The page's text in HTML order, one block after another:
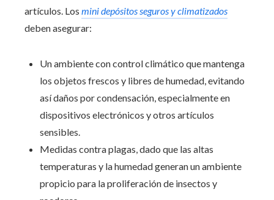
artículos. Los mini depósitos seguros y climatizados
deben asegurar:
Un ambiente con control climático que mantenga
los objetos frescos y libres de humedad, evitando
así daños por condensación, especialmente en
dispositivos electrónicos y otros artículos
sensibles.
Medidas contra plagas, dado que las altas
temperaturas y la humedad generan un ambiente
propicio para la proliferación de insectos y